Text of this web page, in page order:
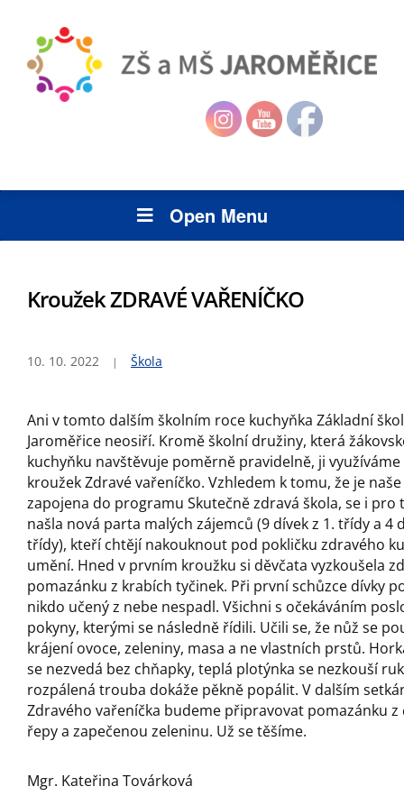
Open Menu
Kroužek ZDRAVÉ VAŘENÍČKO
10. 10. 2022 Škola
Ani v tomto dalším školním roce kuchyňka Základní
Jaroměřice neosiří. Kromě školní družiny, která
kuchyňku navštěvuje poměrně pravidelně, ji
kroužek Zdravé vařeníčko. Vzhledem k tomu, že je
zapojena do programu Skutečně zdravá škola, se i pro
našla nová parta malých zájemců (9 dívek z 1. třídy a 4
třídy), kteří chtějí nakouknout pod pokličku zdravého
umění. Hned v prvním kroužku si děvčata vyzkoušela
pomazánku z krabích tyčinek. Při první schůzce dívky
nikdo učený z nebe nespadl. Všichni s očekáváním
pokyny, kterými se následně řídili. Učili se, že nůž se
krájení ovoce, zeleniny, masa a ne vlastních prstů.
se nezvedá bez chňapky, teplá plotýnka se nezkouší
rozpálená trouba dokáže pěkně popálit. V dalším
Zdravého vařeníčka budeme připravovat pomazánku z
řepy a zapečenou zeleninu. Už se těšíme.
Mgr. Kateřina Továrková